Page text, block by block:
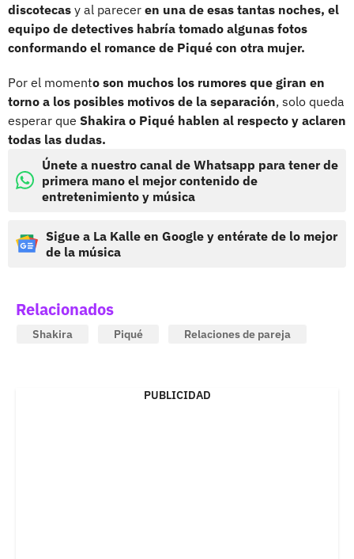
discotecas y al parecer en una de esas tantas noches, el
equipo de detectives habría tomado algunas fotos
conformando el romance de Piqué con otra mujer.
Por el momento son muchos los rumores que giran en
torno a los posibles motivos de la separación, solo queda
esperar que Shakira o Piqué hablen al respecto y aclaren
todas las dudas.
Únete a nuestro canal de Whatsapp para tener de
primera mano el mejor contenido de
entretenimiento y música
Sigue a La Kalle en Google y entérate de lo mejor
de la música
Relacionados
Shakira Piqué Relaciones de pareja
PUBLICIDAD